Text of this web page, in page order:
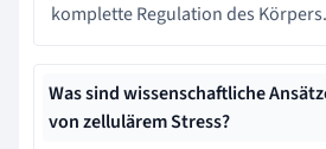
komplette Regulation des Körpers.
Was sind wissenschaftliche
von zellulärem Stress?